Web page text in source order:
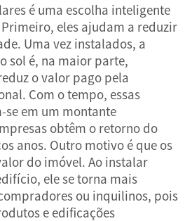
é uma escolha inteligente
eles ajudam a reduzir
Uma vez instalados, a
sol é, na maior parte,
o valor pago pela
Com o tempo, essas
em um montante
obtêm o retorno do
anos. Outro motivo é que os
do imóvel. Ao instalar
ele se torna mais
ou inquilinos, pois
e edificações